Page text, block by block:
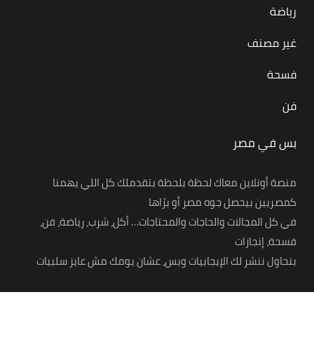
رياضة
غير مصنف
فسحة
فن
بس في مصر
منصة أونلاين معاك لحظة بلحظة بتقدملك كل اللي يهمنا
كمصريين بيحصل جوه مصر أو برّاها
في كل المجالات والحاجات والمحتاجات… أكل، شرب، رياضة، فن،
فسحة، إنجازات
بنحاول ننشر لك الإيجابيات وبس، عشان يومك مش عايز سلبيات